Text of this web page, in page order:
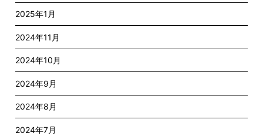
2025年1月
2024年11月
2024年10月
2024年9月
2024年8月
2024年7月